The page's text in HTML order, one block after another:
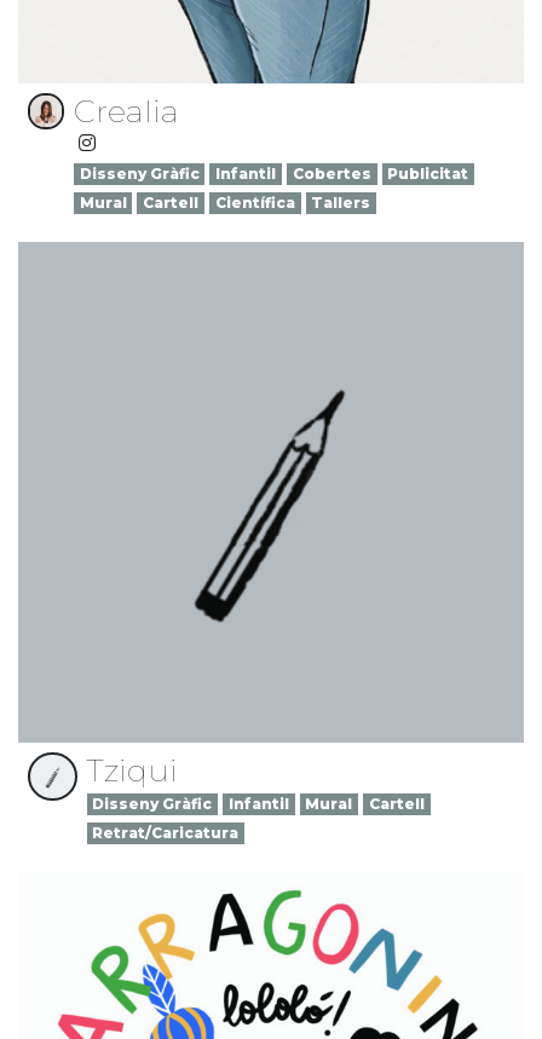
Crealia
Disseny Gràfic Infantil Cobertes
Publicitat
Mural
Cartell Científica Tallers
Tziqui
Disseny Gràfic Infantil Mural
Cartell
Retrat/Caricatura